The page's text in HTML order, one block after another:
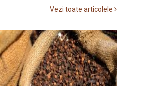
Vezi toate articolele